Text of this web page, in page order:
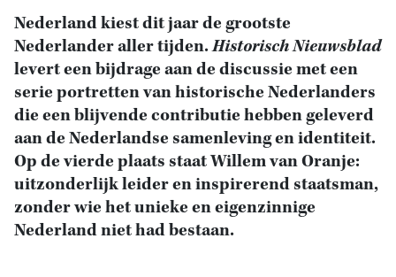
Nederland kiest dit jaar de grootste
Nederlander aller tijden.Historisch Nieuwsblad
levert een bijdrage aan de discussie met een
serie portretten van historische Nederlanders
die een blijvende contributie hebben geleverd
aan de Nederlandse samenleving en identiteit.
Op de vierde plaats staat Willem van Oranje:
uitzonderlijk leider en inspirerend staatsman,
zonder wie het unieke en eigenzinnige
Nederland niet had bestaan.